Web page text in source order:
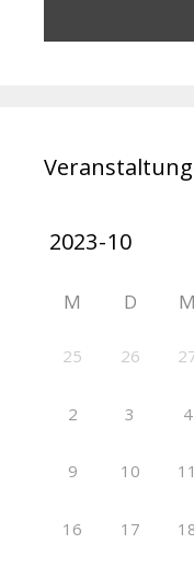
M D M
25 26
2 3 4
9 10 11
16 17